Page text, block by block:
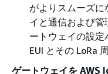
がよりスムーズに
イと通信および
ートウェイの設
EUI とその LoRa
ゲートウェイを AWS